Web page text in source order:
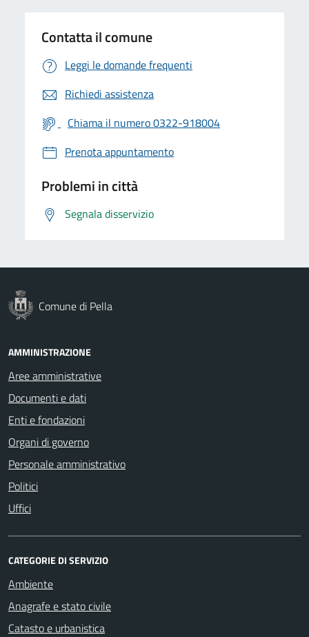
Contatta il comune
Leggi le domande frequenti
Richiedi assistenza
Chiama il numero 0322-918004
Prenota appuntamento
Problemi in città
Segnala disservizio
Comune di Pella
AMMINISTRAZIONE
Aree amministrative
Documenti e dati
Enti e fondazioni
Organi di governo
Personale amministrativo
Politici
Uffici
CATEGORIE DI SERVIZIO
Ambiente
Anagrafe e stato civile
Catasto e urbanistica